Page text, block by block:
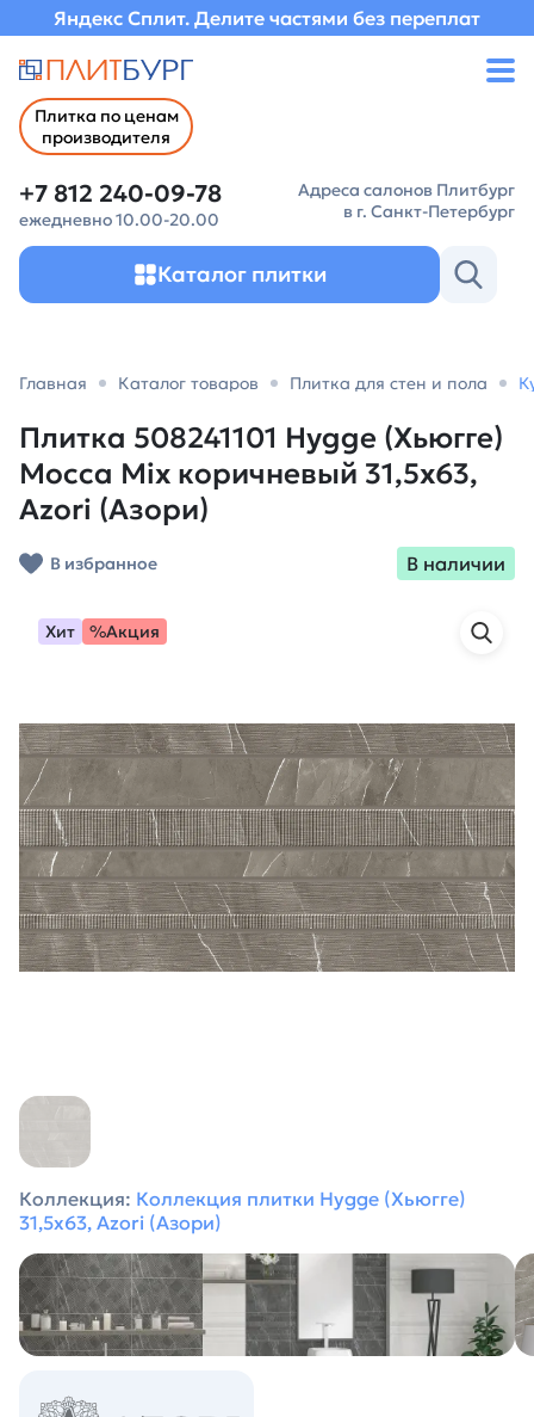
Яндекс Сплит. Делите частями без переплат
Плитка по ценам
производителя
+7 812 240-09-78
ежедневно 10.00-20.00
Адреса салонов Плитбург
в г. Санкт-Петербург
Каталог плитки
Главная Каталог товаров Плитка для стен и пола
Плитка 508241101 Hygge (Хьюгге)
Mocca Miх коричневый 31,5х63,
Azori (Азори)
В избранное В наличии
Хит %Акция
Коллекция: Коллекция плитки Hygge (Хьюгге)
31,5х63, Azori (Азори)